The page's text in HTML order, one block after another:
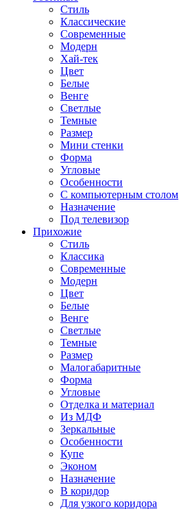
Стиль
Классические
Современные
Модерн
Хай-тек
Цвет
Белые
Венге
Светлые
Темные
Размер
Мини стенки
Форма
Угловые
Особенности
С компьютерным столом
Назначение
Под телевизор
Прихожие
Стиль
Классика
Современные
Модерн
Цвет
Белые
Венге
Светлые
Темные
Размер
Малогабаритные
Форма
Угловые
Отделка и материал
Из МДФ
Зеркальные
Особенности
Купе
Эконом
Назначение
В коридор
Для узкого коридора